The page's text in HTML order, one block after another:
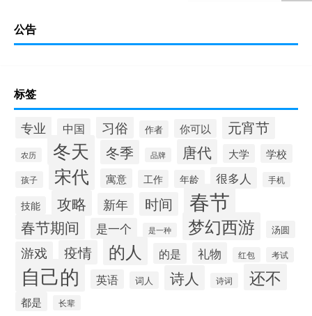
公告
标签
专业 中国 习俗 作者 你可以 元宵节
农历 冬天 冬季 品牌 唐代 大学 学校
孩子 宋代 寓意 工作 年龄 很多人 手机
技能 攻略 新年 时间 春节
春节期间 是一个 是一种 梦幻西游 汤圆
游戏 疫情 的人 的是 礼物 红包 考试
自己的 英语 词人 诗人 诗词 还不
都是 长辈